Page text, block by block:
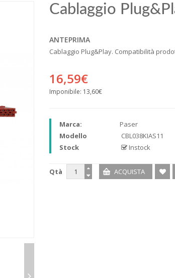
Cablaggio
ANTEPRIMA
Cablaggio Plug&Play. Compatibilità
16,59€
Imponibile: 13,60€
Marca:
Paser
Modello
CBL038KIAS11
Stock
Instock
Qtà